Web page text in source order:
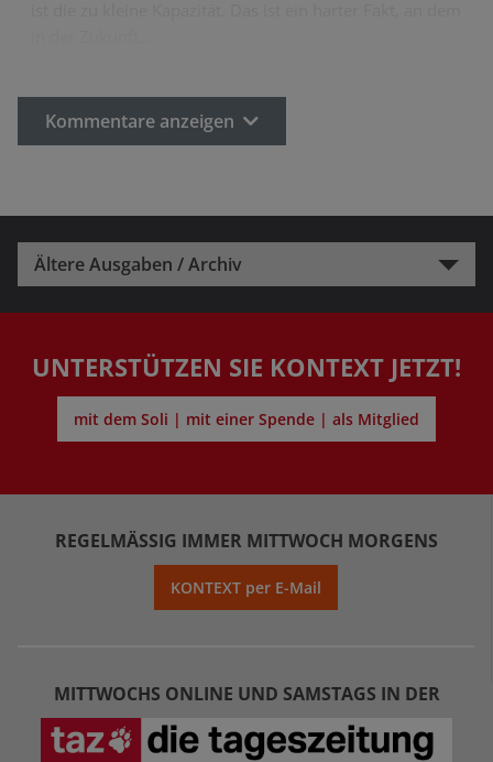
Kommentare anzeigen
Ältere Ausgaben / Archiv
UNTERSTÜTZEN SIE KONTEXT JETZT!
mit dem Soli | mit einer Spende | als Mitglied
REGELMÄSSIG IMMER MITTWOCH MORGENS
KONTEXT per E-Mail
MITTWOCHS ONLINE UND SAMSTAGS IN DER